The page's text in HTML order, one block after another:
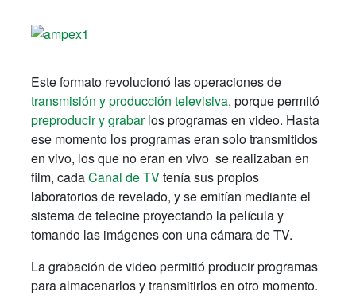
Este formato revolucionó las operaciones de
transmisión y producción televisiva, porque permitó
preproducir y grabarlos programas en video. Hasta
ese momento los programas eran solo transmitidos
en vivo, los que no eran en vivo se realizaban en
film, cadaCanal de TVtenía sus propios
laboratorios de revelado, y se emitían mediante el
sistema de telecine proyectando la película y
tomando las imágenes con una cámara de TV.
La grabación de video permitió producir programas
para almacenarlos y transmitirlos en otro momento.